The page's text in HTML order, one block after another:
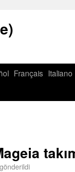
Français Italiano